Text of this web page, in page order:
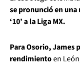
se pronunció en
‘10’ a la Liga MX.
Para Osorio, James
rendimientoen